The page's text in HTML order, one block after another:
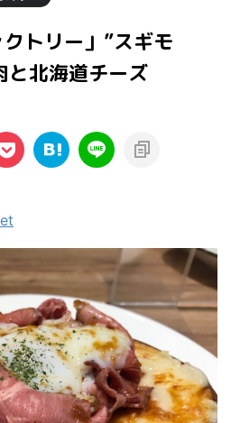
トリー」”スギモ
と北海道チーズ